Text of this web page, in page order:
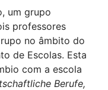
um grupo
professores
no âmbito do
de Escolas. Esta
com a escola
Berufe,